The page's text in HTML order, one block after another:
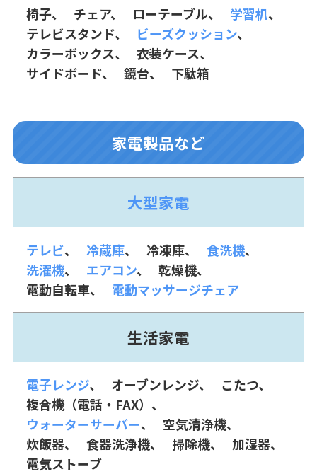
椅子 チェア ローテーブル
学習机
テレビスタンド
ビーズクッション
カラーボックス
衣装ケース
サイドボード
鏡台 下駄箱
家電製品など
大型家電
テレビ 冷蔵庫 冷凍庫
食洗機
洗濯機
エアコン
乾燥機
電動自転車
電動マッサージチェア
生活家電
電子レンジ オーブンレンジ
こたつ
複合機（電話・FAX）
ウォーターサーバー
空気清浄機
炊飯器
食器洗浄機 掃除機
加湿器
電気ストーブ